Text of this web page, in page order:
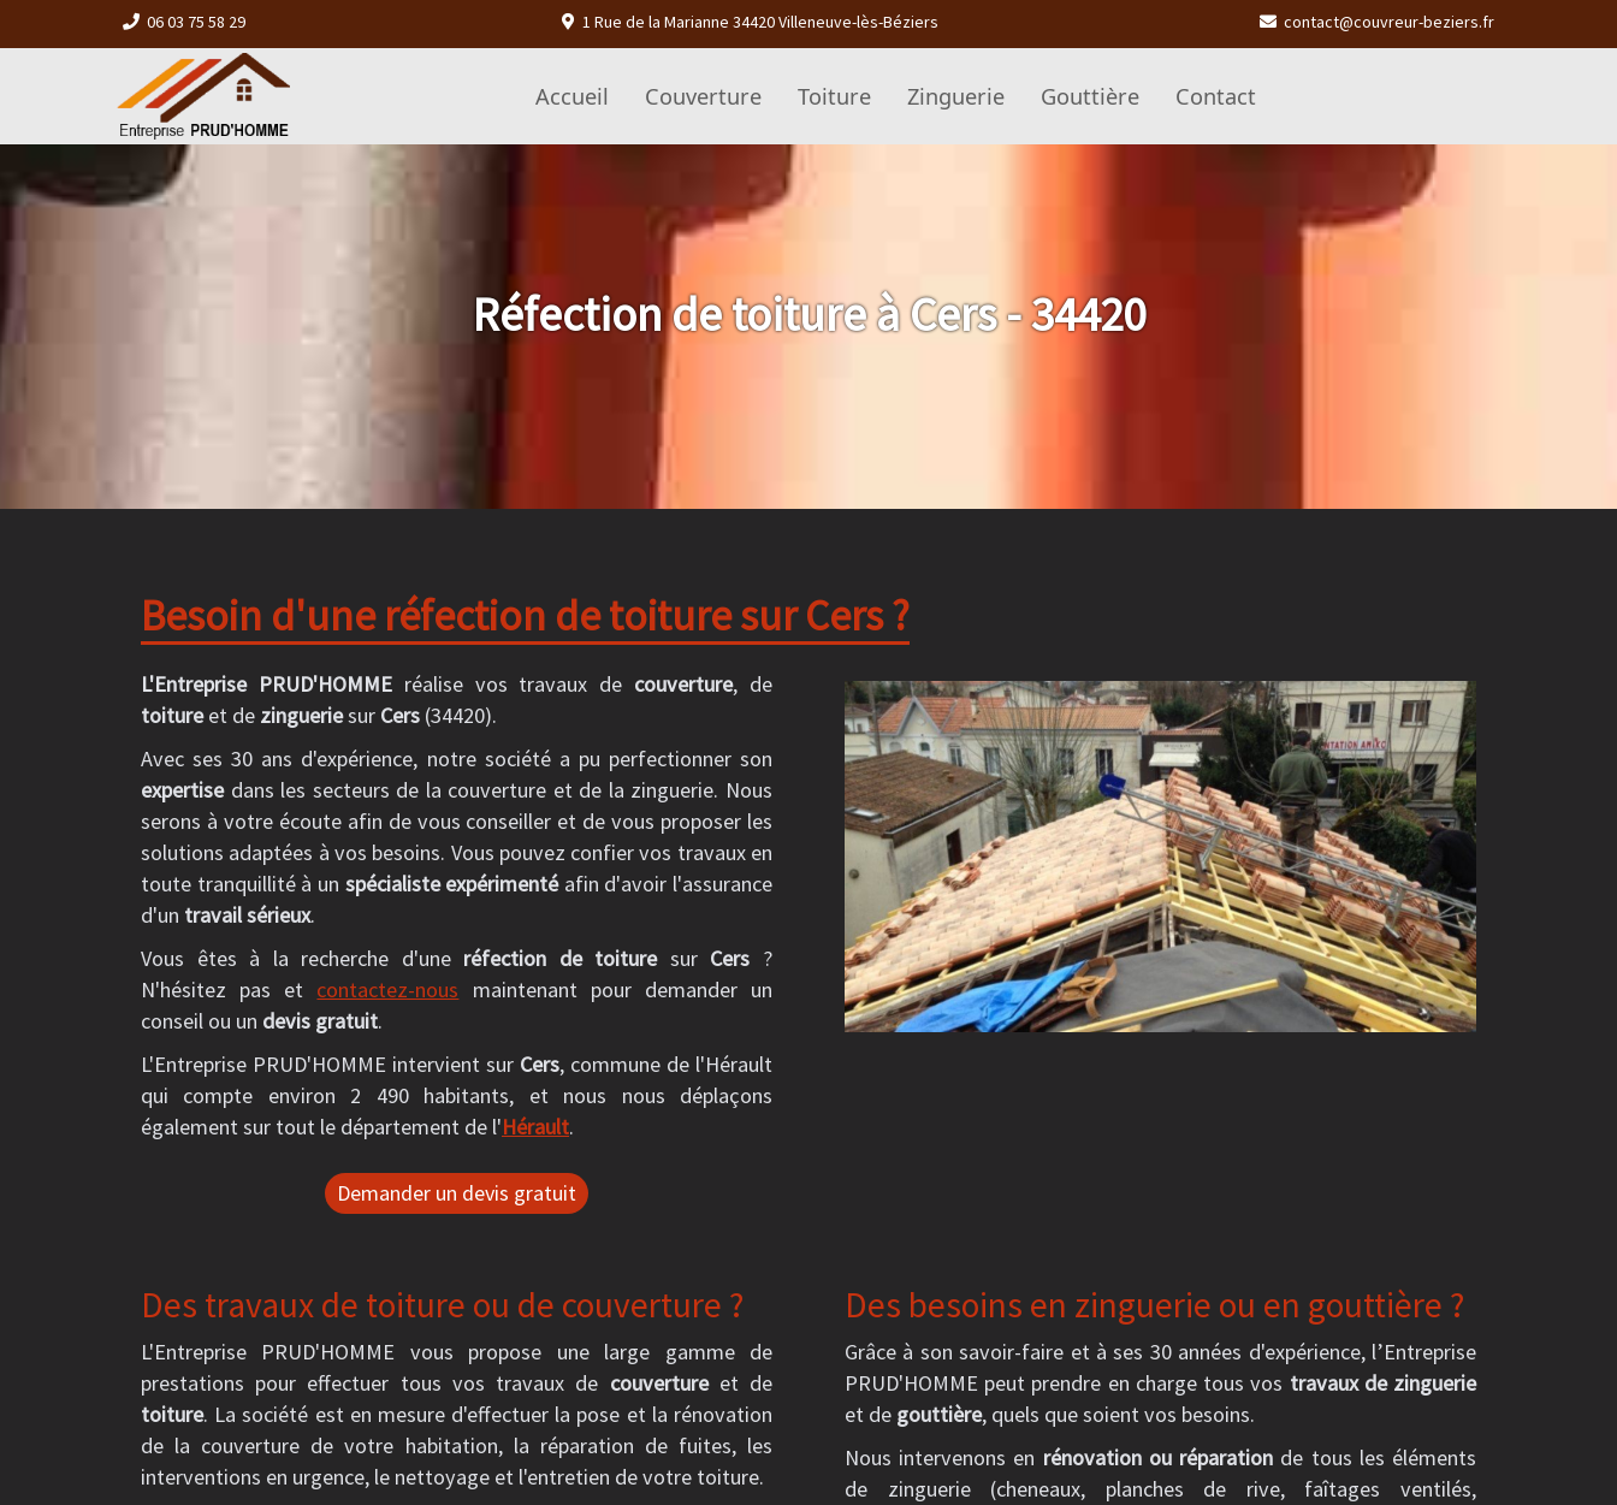
06 03 75 58 29 1 Rue de la Marianne 34420 Villeneuve-lès-Béziers contact@couvreur-beziers.fr
Accueil Couverture Toiture Zinguerie Gouttière Contact
Réfection de toiture à Cers - 34420
Besoin d'une réfection de toiture sur Cers ?
L'Entreprise PRUD'HOMMEréalise vos travaux de couverture, de
toitureet de zingueriesur Cers (34420).
Avec ses 30 ans d'expérience, notre société a pu perfectionner son
expertisedans les secteurs de la couverture et de la zinguerie. Nous
serons à votre écoute afin de vous conseiller et de vous proposer les
solutions adaptées à vos besoins. Vous pouvez confier vos travaux en
toute tranquillité à un spécialiste expérimentéafin d'avoir l'assurance
d'un travail sérieux.
Vous êtes à la recherche d'une réfection de toituresur Cers ?
N'hésitez pas et contactez-nous maintenant pour demander un
conseil ou un devis gratuit.
L'Entreprise PRUD'HOMME intervient sur Cers, commune de l'Hérault
qui compte environ 2 490 habitants, et nous nous déplaçons
également sur tout le département de l'Hérault.
Demander un devis gratuit
Des travaux de toiture ou de couverture ?
L'Entreprise PRUD'HOMME vous propose une large gamme de
prestations pour effectuer tous vos travaux de couvertureet de
toiture. La société est en mesure d'effectuer la pose et la rénovation
de la couverture de votre habitation, la réparation de fuites, les
interventions en urgence, le nettoyage et l'entretien de votre toiture.
Des besoins en zinguerie ou en gouttière ?
Grâce à son savoir-faire et à ses 30 années d'expérience, l’Entreprise
PRUD'HOMME peut prendre en charge tous vos travaux de zinguerie
et de gouttière, quels que soient vos besoins.
Nous intervenons en rénovation ou réparation de tous les éléments
de zinguerie (cheneaux, planches de rive, faîtages ventilés,